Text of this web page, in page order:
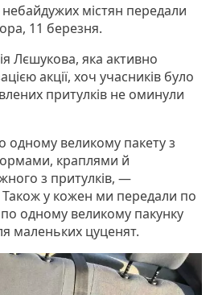
небайдужих містян передали
11 березня.
Лєшукова, яка активно
акції, хоч учасників було
притулків не оминули
великому пакету з
краплями й
з притулків, —
у кожен ми передали по
по одному великому пакунку
маленьких цуценят.